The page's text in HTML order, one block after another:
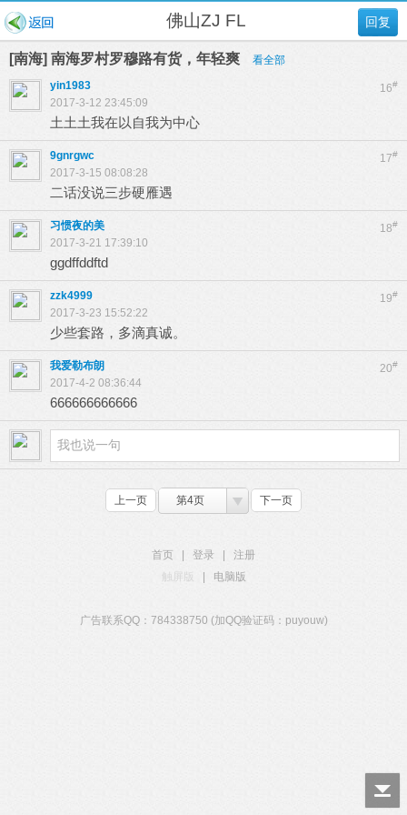
回复
佛山ZJ FL
[南海] 南海罗村罗穆路有货，年轻爽 看全部
16#
yin1983
2017-3-12 23:45:09
土土土我在以自我为中心
17#
9gnrgwc
2017-3-15 08:08:28
二话没说三步硬雁遇
18#
习惯夜的美
2017-3-21 17:39:10
ggdffddftd
19#
zzk4999
2017-3-23 15:52:22
少些套路，多滴真诚。
20#
我爱勒布朗
2017-4-2 08:36:44
666666666666
上一页 第4页 下一页
首页 登录
注册
触屏版
电脑版
广告联系QQ：784338750 (加QQ验证码：puyouw)